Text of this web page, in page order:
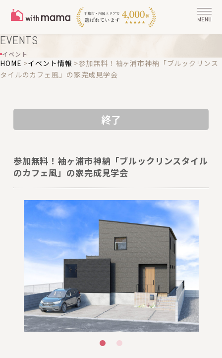
EVENTS
イベント
HOME >イベント情報 >参加無料！袖ヶ浦市神納「ブルックリンス
タイルのカフェ風」の家完成見学会
終了
参加無料！袖ヶ浦市神納「ブルックリンスタイル
のカフェ風」の家完成見学会